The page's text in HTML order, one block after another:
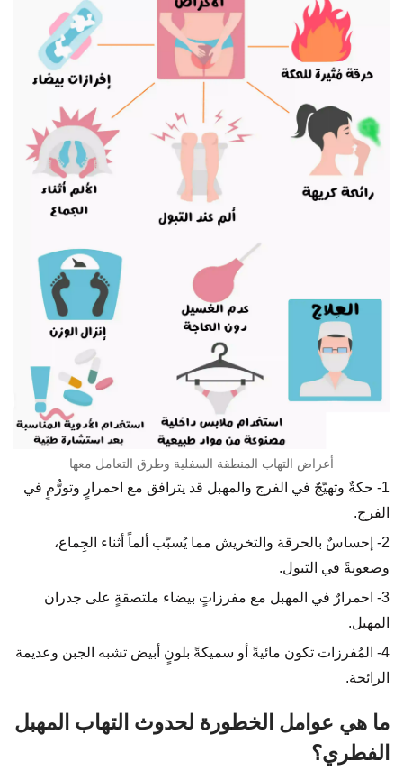
أعراض التهاب المنطقة السفلية وطرق التعامل معها
1- حكةٌ وتهيّجٌ في الفرج والمهبل قد يترافق مع احمرارٍ وتورُّمٍ في
الفرج.
2- إحساسٌ بالحرقة والتخريش مما يُسبّب ألماً أثناء الجِماع،
وصعوبةً في التبول.
3- احمرارٌ في المهبل مع مفرزاتٍ بيضاء ملتصقةٍ على جدران
المهبل.
4- المُفرزات تكون مائيةً أو سميكةً بلونٍ أبيض تشبه الجبن وعديمة
الرائحة.
ما هي عوامل الخطورة لحدوث التهاب المهبل
الفطري؟